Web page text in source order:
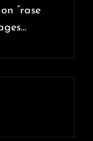
“rase